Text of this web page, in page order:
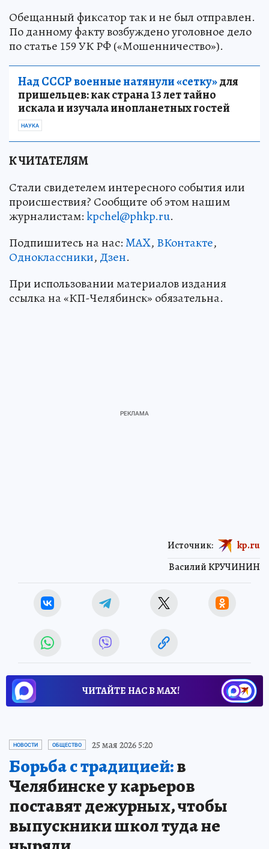
Обещанный фиксатор так и не был отправлен.
По данному факту возбуждено уголовное дело
по статье 159 УК РФ («Мошенничество»).
Над СССР военные натянули «сетку»для
пришельцев: как страна 13 лет тайно
искала и изучала инопланетных гостей
НАУКА
К ЧИТАТЕЛЯМ
Стали свидетелем интересного события или
происшествия? Сообщите об этом нашим
журналистам:kpchel@phkp.ru.
Подпишитесь на нас:MAX, ВКонтакте,
Одноклассники, Дзен.
При использовании материалов издания
ссылка на «КП-Челябинск» обязательна.
Василий КРУЧИНИН
Источник: kp.ru
ЧИТАЙТЕ НАС В МАХ!
НОВОСТИ ОБЩЕСТВО 25 мая 2026 5:20
Борьба с традицией:в
Челябинске у карьеров
поставят дежурных, чтобы
выпускники школ туда не